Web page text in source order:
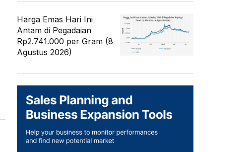
Harga Emas Hari Ini
Antam di Pegadaian
Rp2.741.000 per Gram (8
Agustus 2026)